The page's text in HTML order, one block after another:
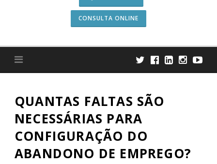
CONSULTA ONLINE
QUANTAS FALTAS SÃO
NECESSÁRIAS PARA
CONFIGURAÇÃO DO
ABANDONO DE EMPREGO?